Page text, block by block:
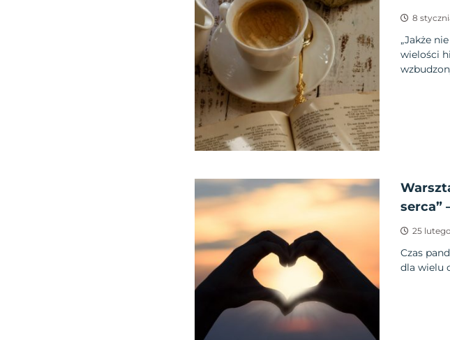
8
„Jakże
wielości
serca”
25
Czas
dla wielu